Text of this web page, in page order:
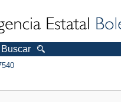
Buscar